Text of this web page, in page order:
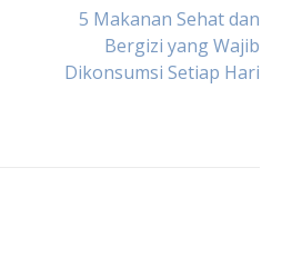
5 Makanan Sehat dan
Bergizi yang Wajib
Dikonsumsi Setiap Hari